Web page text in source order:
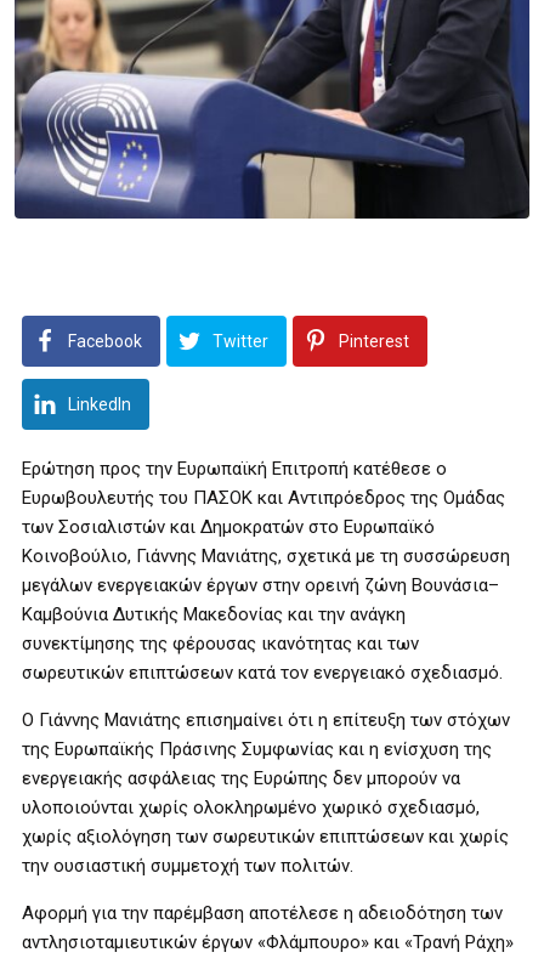
Facebook Twitter Pinterest
LinkedIn
Ερώτηση προς την Ευρωπαϊκή Επιτροπή κατέθεσε ο
Ευρωβουλευτής του ΠΑΣΟΚ και Αντιπρόεδρος της Ομάδας
των Σοσιαλιστών και Δημοκρατών στο Ευρωπαϊκό
Κοινοβούλιο, Γιάννης Μανιάτης, σχετικά με τη συσσώρευση
μεγάλων ενεργειακών έργων στην ορεινή ζώνη Βουνάσια–
Καμβούνια Δυτικής Μακεδονίας και την ανάγκη
συνεκτίμησης της φέρουσας ικανότητας και των
σωρευτικών επιπτώσεων κατά τον ενεργειακό σχεδιασμό.
Ο Γιάννης Μανιάτης επισημαίνει ότι η επίτευξη των στόχων
της Ευρωπαϊκής Πράσινης Συμφωνίας και η ενίσχυση της
ενεργειακής ασφάλειας της Ευρώπης δεν μπορούν να
υλοποιούνται χωρίς ολοκληρωμένο χωρικό σχεδιασμό,
χωρίς αξιολόγηση των σωρευτικών επιπτώσεων και χωρίς
την ουσιαστική συμμετοχή των πολιτών.
Αφορμή για την παρέμβαση αποτέλεσε η αδειοδότηση των
αντλησιοταμιευτικών έργων «Φλάμπουρο» και «Τρανή Ράχη»